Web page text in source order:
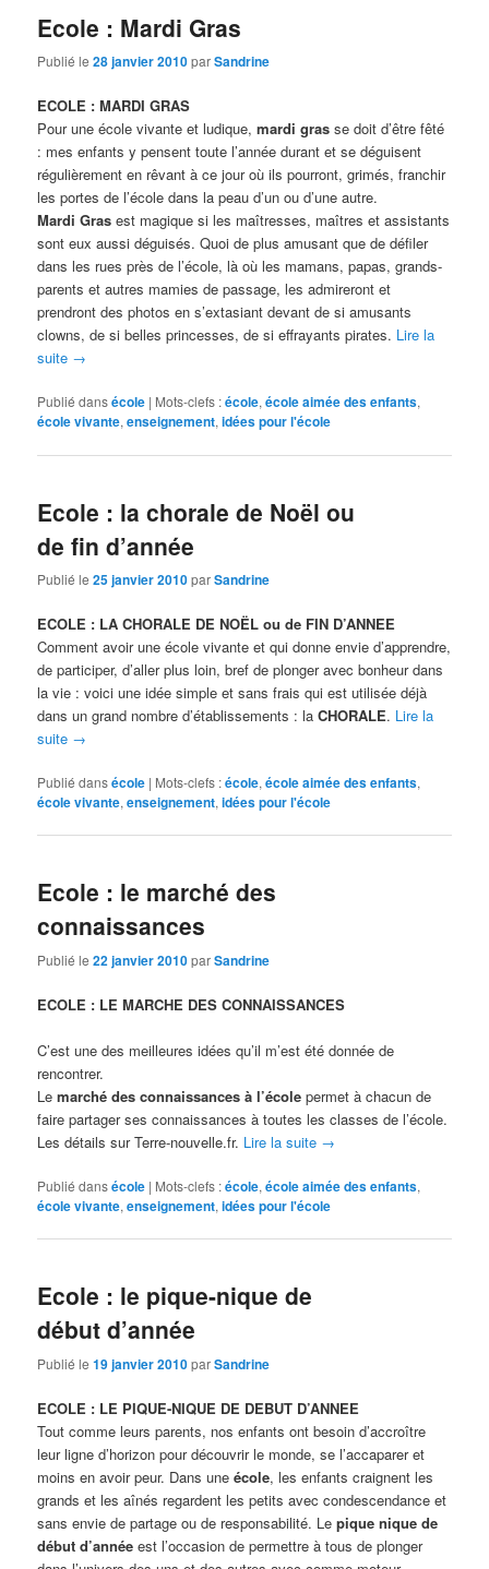
Ecole : Mardi Gras
Publié le28 janvier 2010parSandrine
ECOLE : MARDI GRAS
Pour une école vivante et ludique,mardi gras se doit d’être fêté
: mes enfants y pensent toute l’année durant et se déguisent
régulièrement en rêvant à ce jour où ils pourront, grimés, franchir
les portes de l’école dans la peau d’un ou d’une autre.
Mardi Gras est magique si les maîtresses, maîtres et assistants
sont eux aussi déguisés. Quoi de plus amusant que de défiler
dans les rues près de l’école, là où les mamans, papas, grands-
parents et autres mamies de passage, les admireront et
prendront des photos en s’extasiant devant de si amusants
clowns, de si belles princesses, de si effrayants pirates. Lire la
suite →
Publié dansécole | Mots-clefs :école,école aimée des enfants,
école vivante,enseignement,idées pour l'école
Ecole : la chorale de Noël ou
de fin d’année
Publié le25 janvier 2010parSandrine
ECOLE : LA CHORALE DE NOËL ou de FIN D’ANNEE
Comment avoir une école vivante et qui donne envie d’apprendre,
de participer, d’aller plus loin, bref de plonger avec bonheur dans
la vie : voici une idée simple et sans frais qui est utilisée déjà
dans un grand nombre d’établissements : laCHORALE. Lire la
suite →
Publié dansécole | Mots-clefs :école,école aimée des enfants,
école vivante,enseignement,idées pour l'école
Ecole : le marché des
connaissances
Publié le22 janvier 2010parSandrine
ECOLE : LE MARCHE DES CONNAISSANCES
C’est une des meilleures idées qu’il m’est été donnée de
rencontrer.
Lemarché des connaissances à l’école permet à chacun de
faire partager ses connaissances à toutes les classes de l’école.
Les détails sur Terre-nouvelle.fr. Lire la suite →
Publié dansécole | Mots-clefs :école,école aimée des enfants,
école vivante,enseignement,idées pour l'école
Ecole : le pique-nique de
début d’année
Publié le19 janvier 2010parSandrine
ECOLE : LE PIQUE-NIQUE DE DEBUT D’ANNEE
Tout comme leurs parents, nos enfants ont besoin d’accroître
leur ligne d’horizon pour découvrir le monde, se l’accaparer et
moins en avoir peur. Dans uneécole, les enfants craignent les
grands et les aînés regardent les petits avec condescendance et
sans envie de partage ou de responsabilité. Lepique nique de
début d’année est l’occasion de permettre à tous de plonger